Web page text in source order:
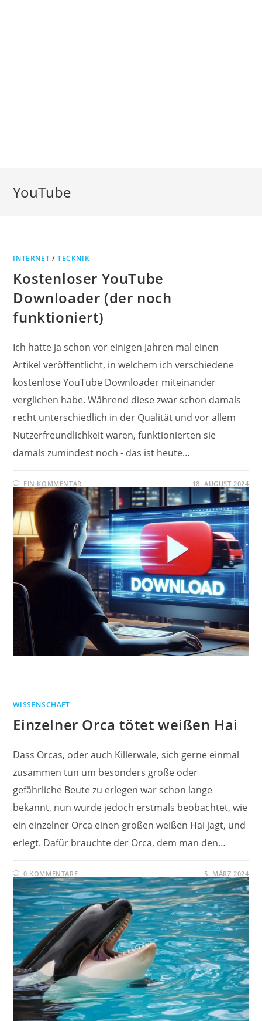
YouTube
INTERNET /TECKNIK
Kostenloser YouTube
Downloader (der noch
funktioniert)
Ich hatte ja schon vor einigen Jahren mal einen
Artikel veröffentlicht, in welchem ich verschiedene
kostenlose YouTube Downloader miteinander
verglichen habe. Während diese zwar schon damals
recht unterschiedlich in der Qualität und vor allem
Nutzerfreundlichkeit waren, funktionierten sie
damals zumindest noch - das ist heute…
EIN KOMMENTAR 18. AUGUST 2024
WISSENSCHAFT
Einzelner Orca tötet weißen Hai
Dass Orcas, oder auch Killerwale, sich gerne einmal
zusammen tun um besonders große oder
gefährliche Beute zu erlegen war schon lange
bekannt, nun wurde jedoch erstmals beobachtet, wie
ein einzelner Orca einen großen weißen Hai jagt, und
erlegt. Dafür brauchte der Orca, dem man den…
0 KOMMENTARE 5. MÄRZ 2024